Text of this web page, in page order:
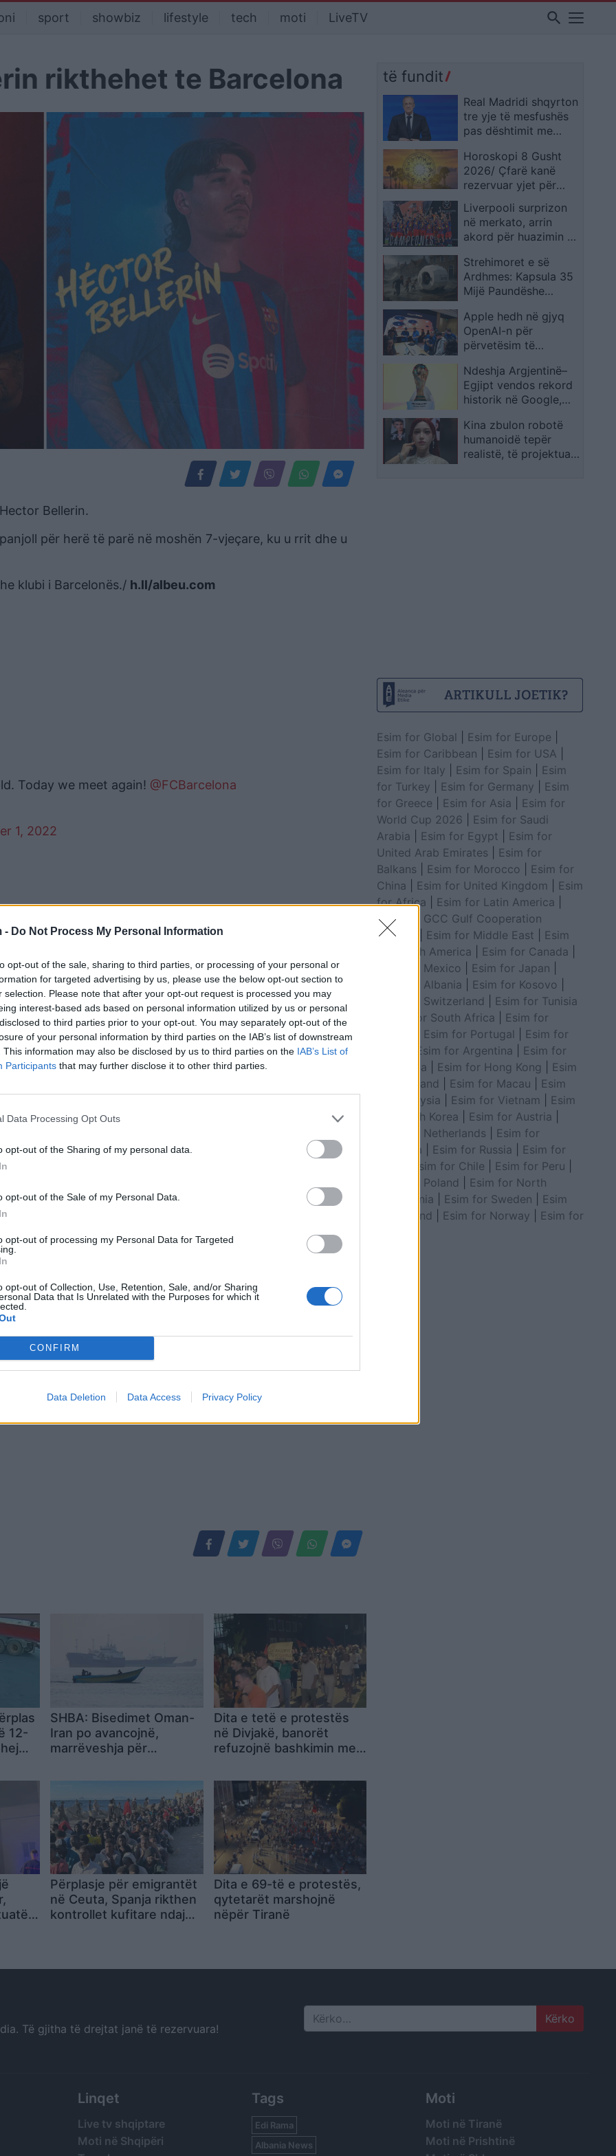
- Do Not Process My Personal Information
opt-out of the sale, sharing to third parties, or processing of your personal or
for targeted advertising by us, please use the below opt-out section to
selection. Please note that after your opt-out request is processed you may
interest-based ads based on personal information utilized by us or personal
to third parties prior to your opt-out. You may separately opt-out of the
of your personal information by third parties on the IAB’s list of downstream
This information may also be disclosed by us to third parties on the IAB’s List of
Participants that may further disclose it to other third parties.
Data Processing Opt Outs
opt-out of the Sharing of my personal data.
opt-out of the Sale of my Personal Data.
opt-out of processing my Personal Data for Targeted
opt-out of Collection, Use, Retention, Sale, and/or Sharing
Data that Is Unrelated with the Purposes for which it
CONFIRM
Data Deletion Data Access Privacy Policy
sport showbiz lifestyle tech moti LiveTV search
rikthehet te Barcelona
Bellerin.
për herë të parë në moshën 7-vjeçare, ku u rrit dhe u
klubi i Barcelonës./ h.ll/albeu.com
Today we meet again! @FCBarcelona
1, 2022
dakord për një kontratë me
merkatos
12-
SHBA: Bisedimet Oman-
Iran po avancojnë,
marrëveshja për
pritet së shpejti
Dita e tetë e protestës
në Divjakë, banorët
refuzojnë bashkimin me
Përplasje për emigrantët
në Ceuta, Spanja rikthen
kontrollet kufitare ndaj
Dita e 69-të e protestës,
qytetarët marshojnë
nëpër Tiranë
të fundit
Real Madridi shqyrton
tre yje të mesfushës
pas dështimit me
Horoskopi 8 Gusht
2026/ Çfarë kanë
rezervuar yjet për
Liverpooli surprizon
në merkato, arrin
akord për huazimin e
Strehimoret e së
Ardhmes: Kapsula 35
Mijë Paundëshe
Shpërthimeve dhe
Fatkeqësive Natyrore
Apple hedh në gjyq
OpenAI-n për
përvetësim të
sekreteve industriale
Ndeshja Argjentinë–
Egjipt vendos rekord
historik në Google,
të papara
Kina zbulon robotë
humanoidë tepër
realistë, të projektuar
Esim for Global Esim for Europe
Esim for Caribbean
Esim for USA
Esim for Italy
Esim for Spain
Esim
for Turkey
Esim for Germany
Esim
for Greece
Esim for Asia
Esim for
World Cup 2026
Esim for Saudi
Arabia
Esim for Egypt
Esim for
United Arab Emirates
Esim for
Balkans
Esim for Morocco
Esim for
China
Esim for United Kingdom
Esim
for Africa
Esim for Latin America
Esim for GCC Gulf Cooperation
Council
Esim for Middle East
Esim
for South America
Esim for Canada
Esim for Mexico
Esim for Japan
Esim for Albania
Esim for Kosovo
Esim for Switzerland
Esim for Tunisia
Esim for South Africa
Esim for
Esim for Portugal
Esim for
Esim for Argentina
Esim for
Colombia
Esim for Hong Kong
Esim
for Thailand
Esim for Macau
Esim
for Malaysia
Esim for Vietnam
Esim
for South Korea
Esim for Austria
Esim for Netherlands
Esim for
Australia
Esim for Russia
Esim for
Esim for Chile Esim for Peru
Esim for Poland
Esim for North
Macedonia
Esim for Sweden
Esim
for Finland
Esim for Norway
Esim for
Të gjitha të drejtat janë të rezervuara! Search
Linqet
Live tv shqiptare
Moti në Shqipëri
Tags
Edi Rama
Albania News
Moti
Moti në Tiranë
Moti në Prishtinë